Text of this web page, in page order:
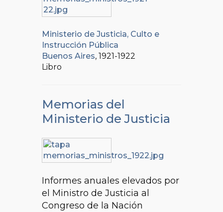
Ministerio de Justicia, Culto e
Instrucción Pública
Buenos Aires, 1921-1922
Libro
Memorias del
Ministerio de Justicia
Informes anuales elevados por
el Ministro de Justicia al
Congreso de la Nación